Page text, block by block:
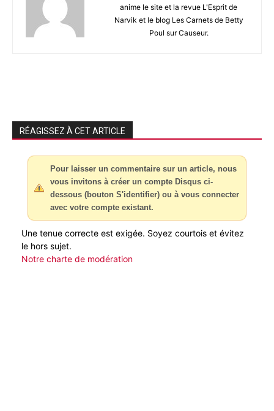
anime le site et la revue L'Esprit de
Narvik et le blog Les Carnets de Betty
Poul sur Causeur.
RÉAGISSEZ À CET ARTICLE
Pour laisser un commentaire sur un article, nous
vous invitons à créer un compte Disqus ci-
dessous (bouton S'identifier) ou à vous connecter
avec votre compte existant.
Une tenue correcte est exigée. Soyez courtois et évitez
le hors sujet.
Notre charte de modération